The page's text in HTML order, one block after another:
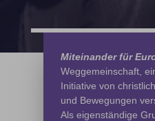
Miteinander für
Weggemeinschaft,
Initiative von
und Bewegungen
Als eigenständige